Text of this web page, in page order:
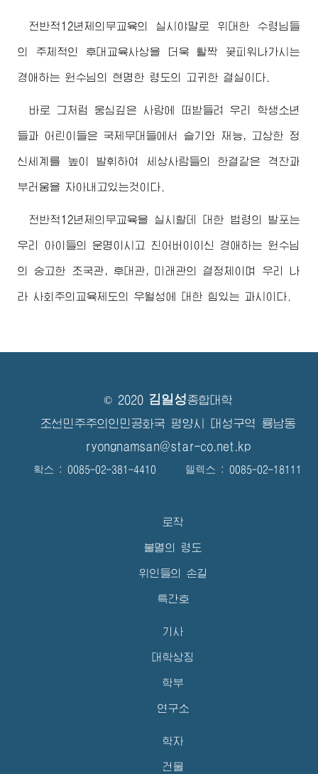
전반적12년제의무교육의 실시야말로 위대한 수령님들
의 주체적인 후대교육사상을 더욱 활짝 꽃피워나가시는
경애하는 원수님 의 현명한 령도의 고귀한 결실이다.
바로 그처럼 웅심깊은 사랑에 떠받들려 우리 학생소년
들과 어린이들은 국제무대들에서 슬기와 재능, 고상한 정
신세계를 높이 발휘하여 세상사람들의 한결같은 격찬과
부러움을 자아내고있는것이다.
전반적12년제의무교육을 실시할데 대한 법령의 발포는
우리 아이들의 운명이시고 친 어버이 이신 경애하는 원수님
의 숭고한 조국관, 후대관, 미래관의 결정체이며 우리 나
라 사회주의교육제도의 우월성에 대한 힘있는 과시이다.
© 2020 김일성종합대학
조선민주주의인민공화국 평양시 대성구역 룡남동
ryongnamsan@star-co.net.kp
확스 : 0085-02-381-4410 텔렉스 : 0085-02-18111
로작
불멸의 령도
위인들의 손길
특간호
기사
대학상징
학부
연구소
학자
건물